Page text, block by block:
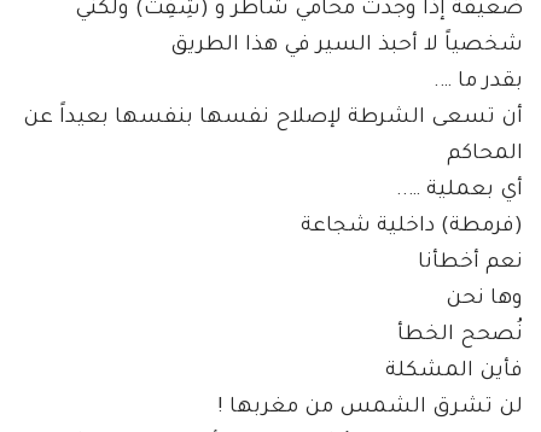
ضعيفة إذا وجدت محامي شاطر و (شِفِت) ولكني
شخصياً لا أحبذ السير في هذا الطريق
بقدر ما ….
أن تسعى الشرطة لإصلاح نفسها بنفسها بعيداً عن
المحاكم
أي بعملية …..
(فرمطة) داخلية شجاعة
نعم أخطأنا
وها نحن
نُصحح الخطأ
فأين المشكلة
لن تشرق الشمس من مغربها !